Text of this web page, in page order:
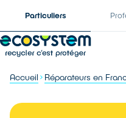
Particuliers
Accueil Réparateurs en